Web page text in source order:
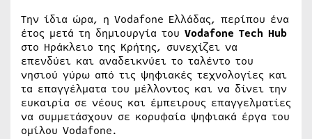
Την ίδια ώρα, η Vodafone Ελλάδας, περίπου ένα
έτος μετά τη δημιουργία του Vodafone Tech Hub
στο Ηράκλειο της Κρήτης, συνεχίζει να
επενδύει και αναδεικνύει το ταλέντο του
νησιού γύρω από τις ψηφιακές τεχνολογίες και
τα επαγγέλματα του μέλλοντος και να δίνει την
ευκαιρία σε νέους και έμπειρους επαγγελματίες
να συμμετάσχουν σε κορυφαία ψηφιακά έργα του
ομίλου Vodafone.